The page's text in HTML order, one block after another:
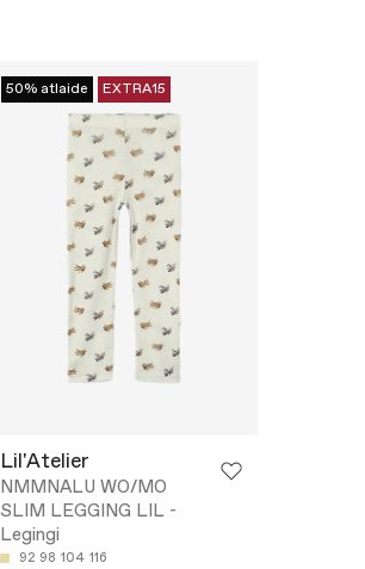
50% atlaide EXTRA15
Lil'Atelier
NMMNALU WO/MO
SLIM LEGGING LIL -
Legingi
92 98 104 116